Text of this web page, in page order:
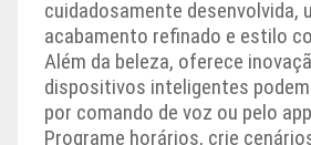
cuidadosamente desenvolvida,
acabamento refinado e estilo
Além da beleza, oferece
dispositivos inteligentes
por comando de voz ou pelo
Programe horários, crie